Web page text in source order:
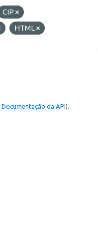
CIP
HTML
Documentação da API).